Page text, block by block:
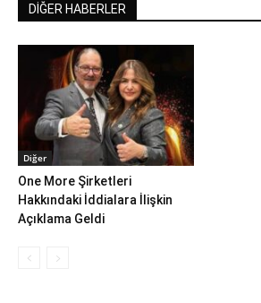
DİĞER HABERLER
Diğer
One More Şirketleri
Hakkındaki İddialara İlişkin
Açıklama Geldi